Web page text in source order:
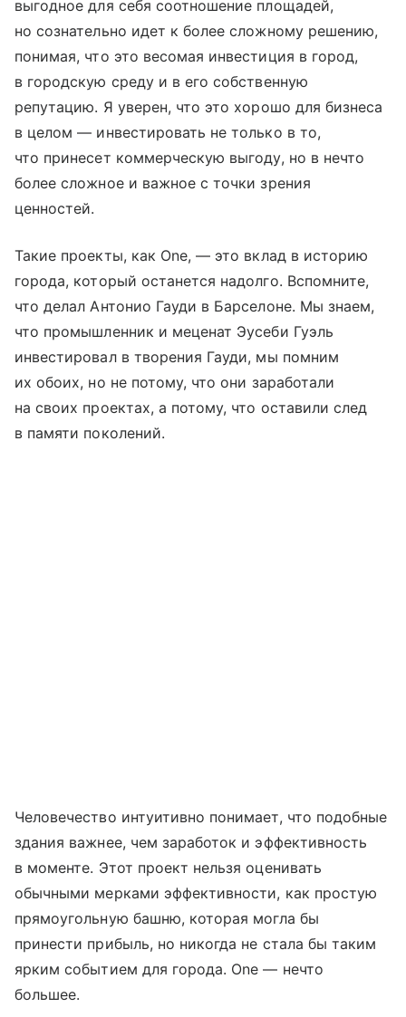
выгодное для себя соотношение площадей,
но сознательно идет к более сложному решению,
понимая, что это весомая инвестиция в город,
в городскую среду и в его собственную
репутацию. Я уверен, что это хорошо для бизнеса
в целом — инвестировать не только в то,
что принесет коммерческую выгоду, но в нечто
более сложное и важное с точки зрения
ценностей.
Такие проекты, как One, — это вклад в историю
города, который останется надолго. Вспомните,
что делал Антонио Гауди в Барселоне. Мы знаем,
что промышленник и меценат Эусеби Гуэль
инвестировал в творения Гауди, мы помним
их обоих, но не потому, что они заработали
на своих проектах, а потому, что оставили след
в памяти поколений.
Человечество интуитивно понимает, что подобные
здания важнее, чем заработок и эффективность
в моменте. Этот проект нельзя оценивать
обычными мерками эффективности, как простую
прямоугольную башню, которая могла бы
принести прибыль, но никогда не стала бы таким
ярким событием для города. One — нечто
большее.